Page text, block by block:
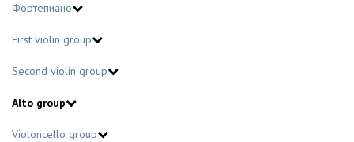
Фортепиано
First violin group
Second violin group
Alto group
Violoncello group